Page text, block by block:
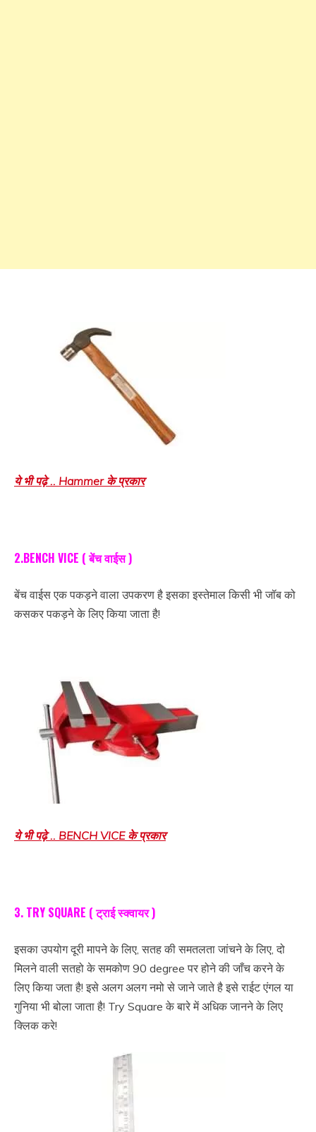
ये भी पढ़े .. Hammer के प्रकार
2.BENCH VICE ( बेंच वाईस )
बेंच वाईस एक पकड़ने वाला उपकरण है इसका इस्तेमाल किसी भी जॉब को
कसकर पकड़ने के लिए किया जाता है!
ये भी पढ़े .. BENCH VICE के प्रकार
3. TRY SQUARE ( ट्राई स्क्वायर )
इसका उपयोग दूरी मापने के लिए, सतह की समतलता जांचने के लिए, दो
मिलने वाली सतहो के समकोण 90 degree पर होने की जाँच करने के
लिए किया जता है! इसे अलग अलग नमो से जाने जाते है इसे राईट एंगल या
गुनिया भी बोला जाता है! Try Square के बारे में अधिक जानने के लिए
क्लिक करे!